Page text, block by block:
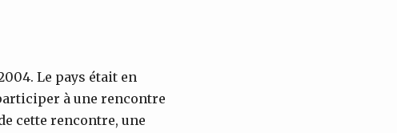
Le pays était en
à une rencontre
cette rencontre, une